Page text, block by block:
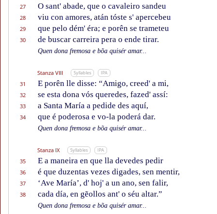
27 O sant' abade, que o cavaleiro sandeu
28 viu con amores, atán tóste s' apercebeu
29 que pelo dém' éra; e porên se trameteu
30 de buscar carreira pera o ende tirar.
Quen dona fremosa e bõa quisér amar...
Stanza VIII Syllables IPA
31 E porên lle disse: “Amigo, creed' a mi,
32 se esta dona vós queredes, fazed' assí:
33 a Santa María a pedide des aquí,
34 que é poderosa e vo-la poderá dar.
Quen dona fremosa e bõa quisér amar...
Stanza IX Syllables IPA
35 E a maneira en que lla devedes pedir
36 é que duzentas vezes digades, sen mentir,
37 ‘Ave María’, d' hoj' a un ano, sen falir,
38 cada día, en gẽollos ant' o séu altar.”
Quen dona fremosa e bõa quisér amar...